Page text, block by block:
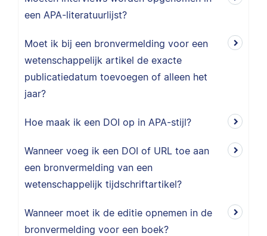
een APA-literatuurlijst?
Moet ik bij een bronvermelding voor een
wetenschappelijk artikel de exacte
publicatiedatum toevoegen of alleen het
jaar?
Hoe maak ik een DOI op in APA-stijl?
Wanneer voeg ik een DOI of URL toe aan
een bronvermelding van een
wetenschappelijk tijdschriftartikel?
Wanneer moet ik de editie opnemen in de
bronvermelding voor een boek?